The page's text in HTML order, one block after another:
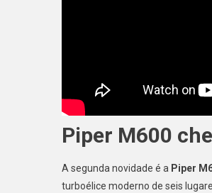
Piper M600
A segunda novidade é a Piper
turboélice moderno de seis